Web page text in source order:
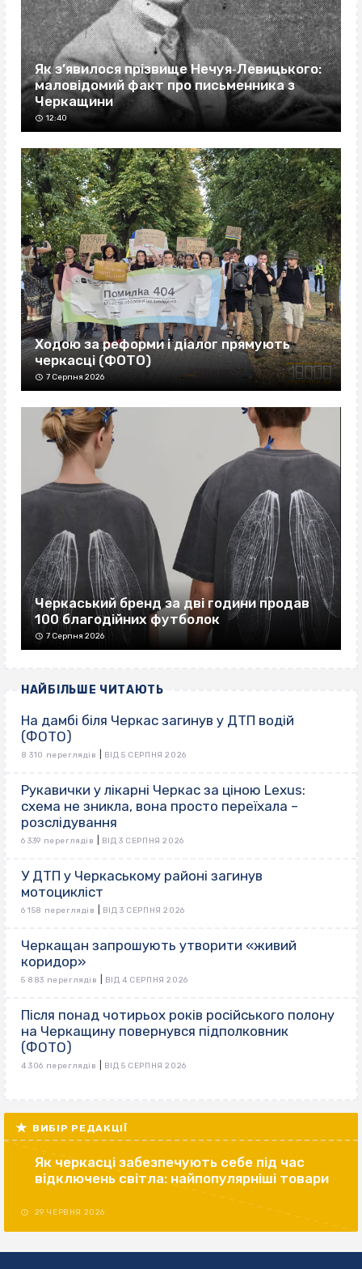
Як з’явилося прізвище Нечуя‐Левицького:
маловідомий факт про письменника з
Черкащини
12:40
Ходою за реформи і діалог прямують
черкасці (ФОТО)
7 Серпня 2026
Черкаський бренд за дві години продав
100 благодійних футболок
7 Серпня 2026
НАЙБІЛЬШЕ ЧИТАЮТЬ
На дамбі біля Черкас загинув у ДТП водій
(ФОТО)
8 310 переглядів ВІД 5 СЕРПНЯ 2026
Рукавички у лікарні Черкас за ціною Lexus:
схема не зникла, вона просто переїхала –
розслідування
6 339 переглядів ВІД 3 СЕРПНЯ 2026
У ДТП у Черкаському районі загинув
мотоцикліст
6 158 переглядів ВІД 3 СЕРПНЯ 2026
Черкащан запрошують утворити «живий
коридор»
5 883 переглядів ВІД 4 СЕРПНЯ 2026
Після понад чотирьох років російського полону
на Черкащину повернувся підполковник
(ФОТО)
4 306 переглядів ВІД 5 СЕРПНЯ 2026
ВИБІР РЕДАКЦІЇ
Як черкасці забезпечують себе під час
відключень світла: найпопулярніші товари
29 ЧЕРВНЯ 2026